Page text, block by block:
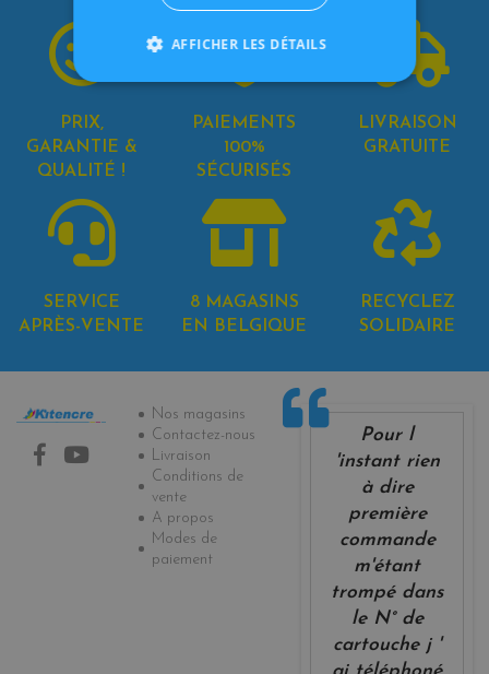
PRIX,
GARANTIE &
QUALITÉ !
PAIEMENTS
100%
SÉCURISÉS
LIVRAISON
GRATUITE
SERVICE
APRÈS-VENTE
8 MAGASINS
EN BELGIQUE
RECYCLEZ
SOLIDAIRE
Informations
Nos magasins
Contactez-nous
Livraison
Conditions de
vente
A propos
Modes de
paiement
Pour l
'instant rien
à dire
première
commande
m'étant
trompé dans
le N° de
cartouche j '
AFFICHER LES DÉTAILS